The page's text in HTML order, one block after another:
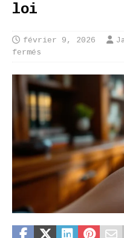
loi
février 9, 2026
fermés